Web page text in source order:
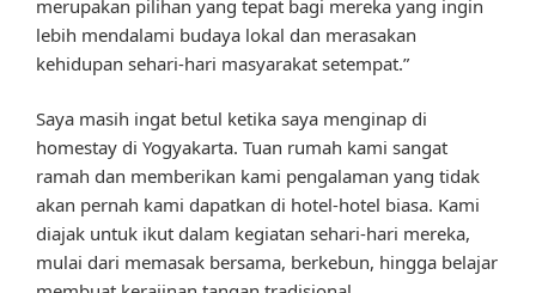
merupakan pilihan yang tepat bagi mereka yang ingin
lebih mendalami budaya lokal dan merasakan
kehidupan sehari-hari masyarakat setempat.”
Saya masih ingat betul ketika saya menginap di
homestay di Yogyakarta. Tuan rumah kami sangat
ramah dan memberikan kami pengalaman yang tidak
akan pernah kami dapatkan di hotel-hotel biasa. Kami
diajak untuk ikut dalam kegiatan sehari-hari mereka,
mulai dari memasak bersama, berkebun, hingga belajar